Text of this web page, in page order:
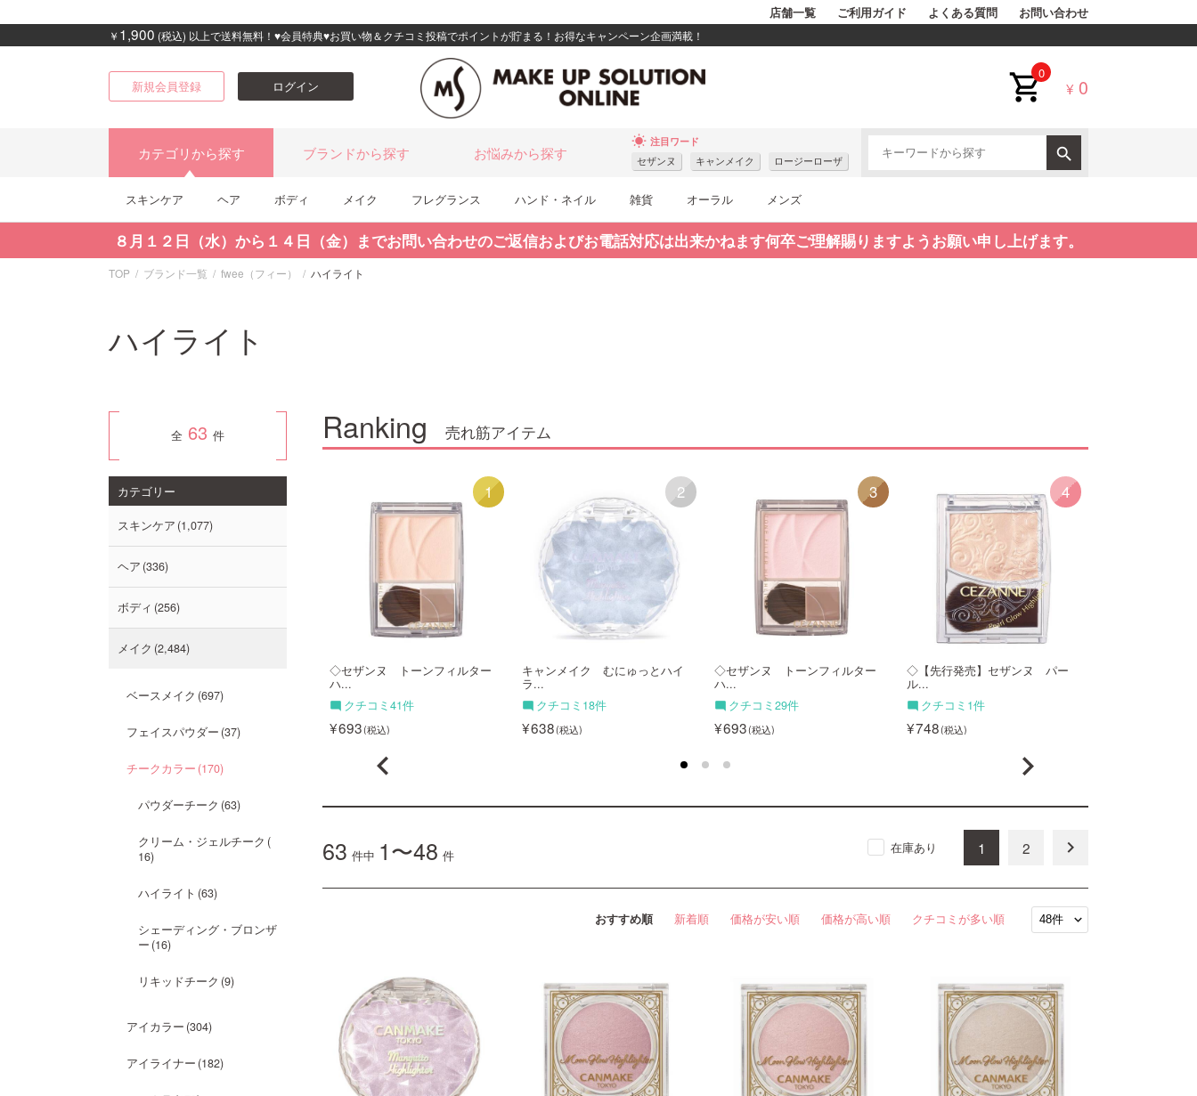
店舗一覧 ご利用ガイド よくある質問 お問い合わせ
￥ 1,900 (税込) 以上で送料無料！♥会員特典♥お買い物＆クチコミ投稿でポイントが貯まる！お得なキャンペーン企画満載！
新規会員登録 ログイン
0
¥ 0
カテゴリから探す ブランドから探す お悩みから探す
wb_sunny 注目ワード
セザンヌ キャンメイク ロージーローザ
スキンケア ヘア ボディ メイク フレグランス ハンド・ネイル 雑貨 オーラル メンズ
８月１２日（水）から１４日（金）までお問い合わせのご返信およびお電話対応は出来かねます何卒ご理解賜りますようお願い申し上げます。
TOP ブランド一覧 fwee（フィー） ハイライト
ハイライト
Ranking 売れ筋アイテム
クチコミ5件
880
1
◇セザンヌ トーンフィルター
ハ...
クチコミ41件
693
2
キャンメイク むにゅっとハイ
ラ...
クチコミ18件
638
3
◇セザンヌ トーンフィルター
ハ...
クチコミ29件
693
4
◇【先行発売】セザンヌ パー
ル...
クチコミ1件
748
63 件中 1〜48 件 1 2 keyboard_arrow_right
在庫あり
おすすめ順 新着順 価格が安い順 価格が高い順 クチコミが多い順
全 63 件
カテゴリー
スキンケア 1,077
ヘア 336
ボディ 256
メイク 2,484
ベースメイク 697
フェイスパウダー 37
チークカラー 170
パウダーチーク 63
クリーム・ジェルチーク
16
ハイライト 63
シェーディング・ブロンザ
ー 16
リキッドチーク 9
アイカラー 304
アイライナー 182